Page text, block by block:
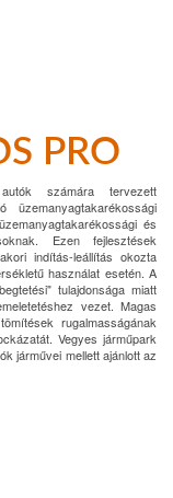
PRO
számára tervezett
üzemanyagtakarékossági
és
Ezen fejlesztések
indítás-leállítás okozta
használat esetén. A
tulajdonsága miatt
vezet. Magas
rugalmasságának
Vegyes járműpark
járművei mellett ajánlott az